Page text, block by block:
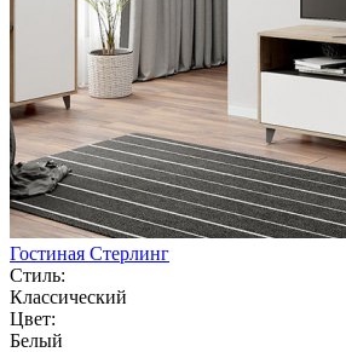
Гостиная Стерлинг
Стиль:
Классический
Цвет:
Белый